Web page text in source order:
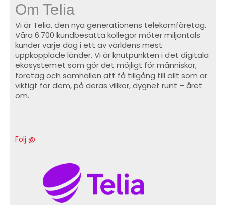
Om Telia
Vi är Telia, den nya generationens telekomföretag.
Våra 6.700 kundbesatta kollegor möter miljontals
kunder varje dag i ett av världens mest
uppkopplade länder. Vi är knutpunkten i det digitala
ekosystemet som gör det möjligt för människor,
företag och samhällen att få tillgång till allt som är
viktigt för dem, på deras villkor, dygnet runt – året
om.
Följ @